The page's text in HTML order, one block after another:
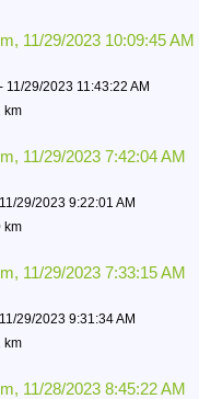
11/29/2023 10:09:45 AM
11/29/2023 11:43:22 AM
km
11/29/2023 7:42:04 AM
29/2023 9:22:01 AM
km
11/29/2023 7:33:15 AM
29/2023 9:31:34 AM
km
11/28/2023 8:45:22 AM